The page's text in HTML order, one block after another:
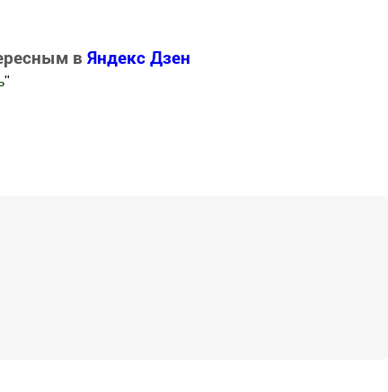
в Яндекс Дзен
"